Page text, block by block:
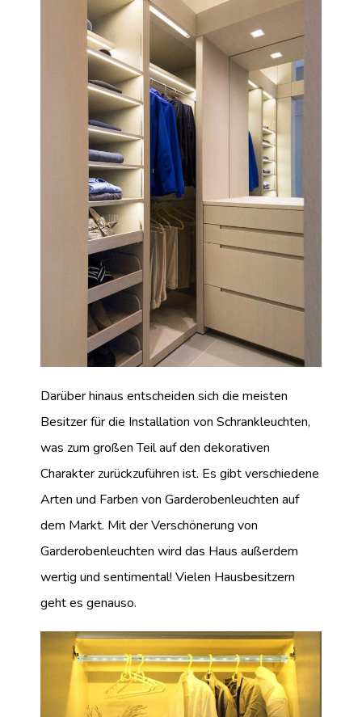
Darüber hinaus entscheiden sich die meisten
Besitzer für die Installation von Schrankleuchten,
was zum großen Teil auf den dekorativen
Charakter zurückzuführen ist. Es gibt verschiedene
Arten und Farben von Garderobenleuchten auf
dem Markt. Mit der Verschönerung von
Garderobenleuchten wird das Haus außerdem
wertig und sentimental! Vielen Hausbesitzern
geht es genauso.